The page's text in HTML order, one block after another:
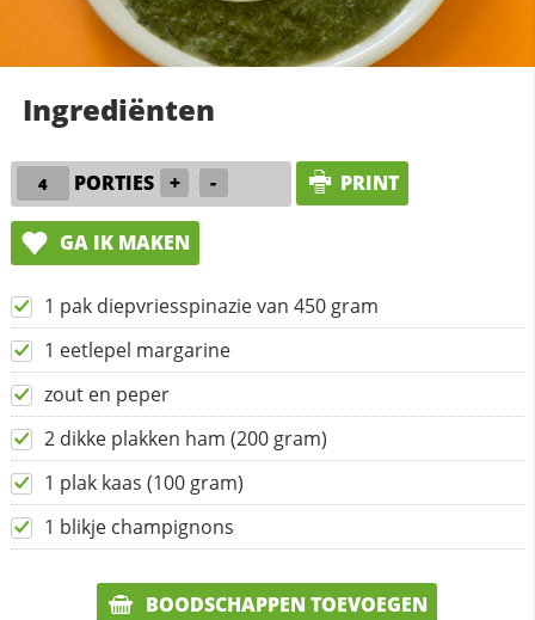
Ingrediënten
PORTIES + - PRINT
GA IK MAKEN
1 pak diepvriesspinazie van 450 gram
1 eetlepel margarine
zout en peper
2 dikke plakken ham (200 gram)
1 plak kaas (100 gram)
1 blikje champignons
BOODSCHAPPEN TOEVOEGEN